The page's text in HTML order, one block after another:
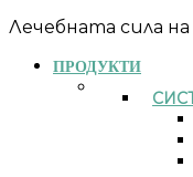
Лечебната сила
ПРОДУКТИ